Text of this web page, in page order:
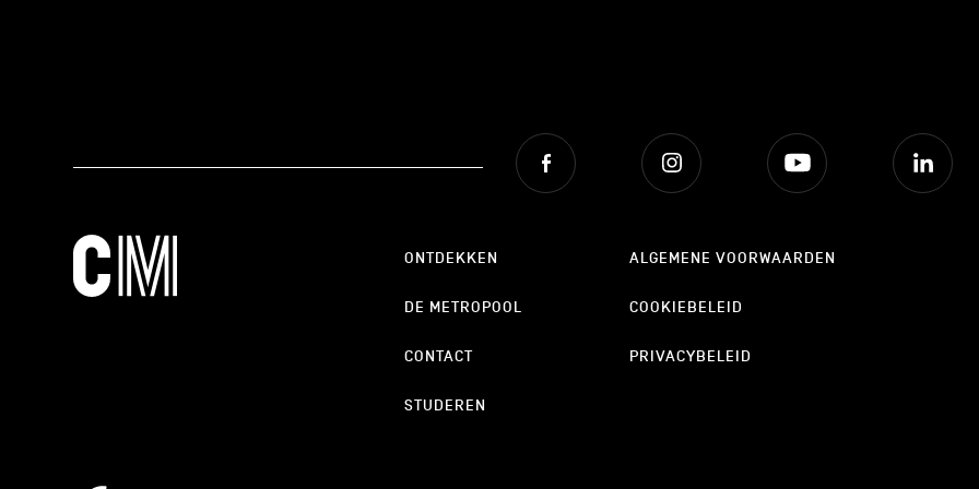
Facebook Instagram
ONTDEKKEN
DE METROPOOL
CONTACT
STUDEREN
ALGEMENE VOORWAARDEN
COOKIEBELEID
PRIVACYBELEID